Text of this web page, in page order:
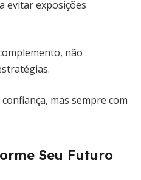
evitar exposições
não
mas sempre com
Seu Futuro